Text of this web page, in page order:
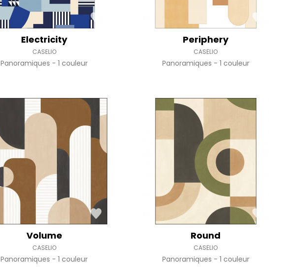
Electricity
CASELIO
Panoramiques 1 couleur
Periphery
CASELIO
Panoramiques 1 couleur
Volume
CASELIO
Panoramiques 1 couleur
Round
CASELIO
Panoramiques 1 couleur